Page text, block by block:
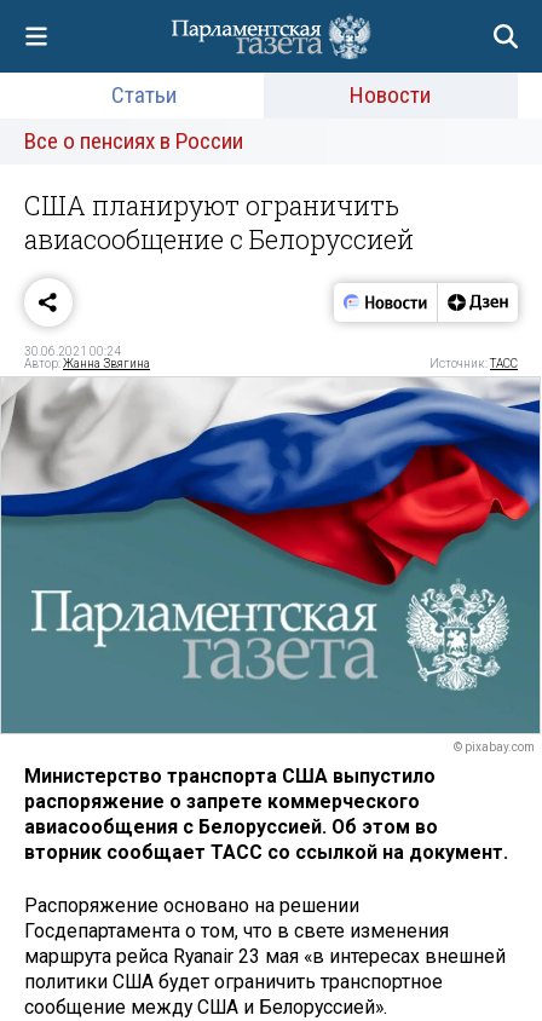
Статьи
Новости
Все о пенсиях в России
США планируют ограничить
авиасообщение с Белоруссией
30.06.2021 00:24
Автор:Жанна Звягина Источник:ТАСС
© pixabay.com
Министерство транспорта США выпустило
распоряжение о запрете коммерческого
авиасообщения с Белоруссией. Об этом во
вторник сообщает ТАСС со ссылкой на документ.
Распоряжение основано на решении
Госдепартамента о том, что в свете изменения
маршрута рейса Ryanair 23 мая «в интересах внешней
политики США будет ограничить транспортное
сообщение между США и Белоруссией».